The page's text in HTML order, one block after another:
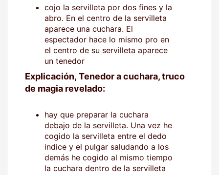
cojo la servilleta por dos fines y la
abro. En el centro de la servilleta
aparece una cuchara. El
espectador hace lo mismo pro en
el centro de su servilleta aparece
un tenedor
Explicación, Tenedor a cuchara, truco
de magia revelado:
hay que preparar la cuchara
debajo de la servilleta. Una vez he
cogido la servilleta entre el dedo
indice y el pulgar saludando a los
demás he cogido al mismo tiempo
la cuchara dentro de la servilleta